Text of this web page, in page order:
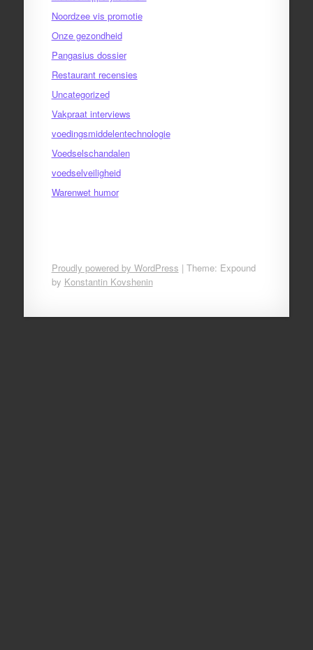
Noordzee vis promotie
Onze gezondheid
Pangasius dossier
Restaurant recensies
Uncategorized
Vakpraat interviews
voedingsmiddelentechnologie
Voedselschandalen
voedselveiligheid
Warenwet humor
Proudly powered by WordPress | Theme: Expound
by Konstantin Kovshenin